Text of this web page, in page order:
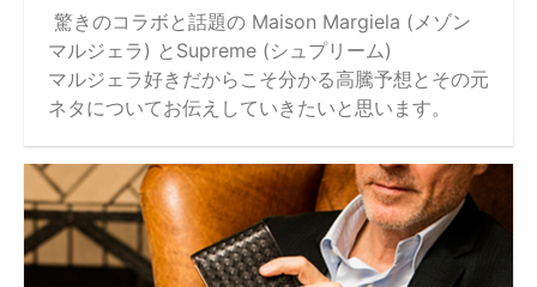
驚きのコラボと話題の Maison Margiela (メゾン
マルジェラ) とSupreme (シュプリーム)
マルジェラ好きだからこそ分かる高騰予想とその元
ネタについてお伝えしていきたいと思います。